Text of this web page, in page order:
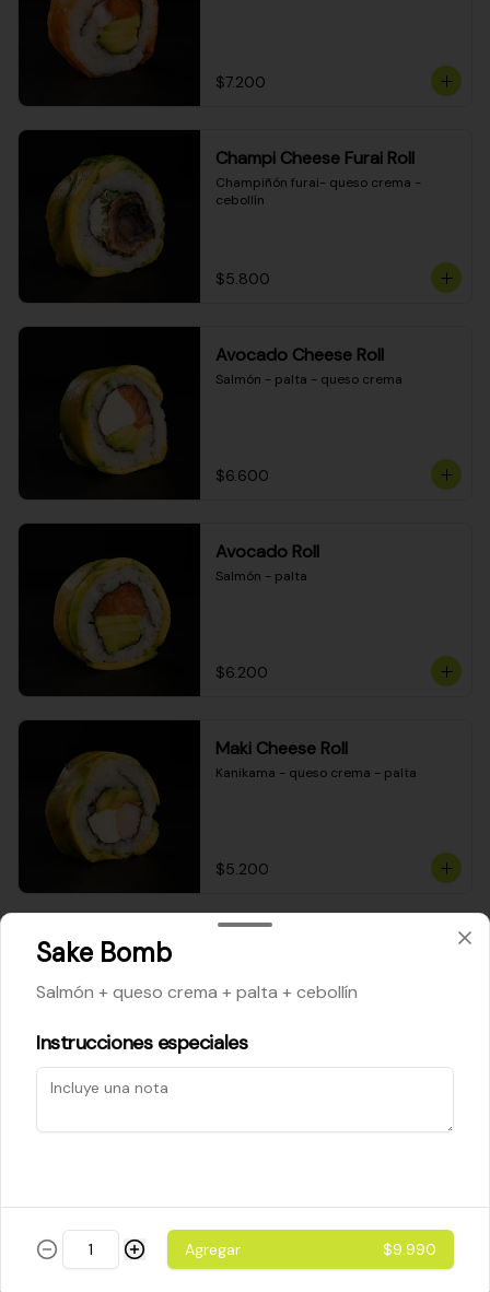
$7.200
Champi Cheese Furai Roll
Champiñón furai- queso crema -
cebollín
$5.800
Avocado Cheese Roll
Salmón - palta - queso crema
$6.600
Avocado Roll
Salmón - palta
$6.200
Maki Cheese Roll
Kanikama - queso crema - palta
$5.200
$5.200
$5.800
Sake Bomb
Salmón + queso crema + palta + cebollín
Instrucciones especiales
Agregar $9.990